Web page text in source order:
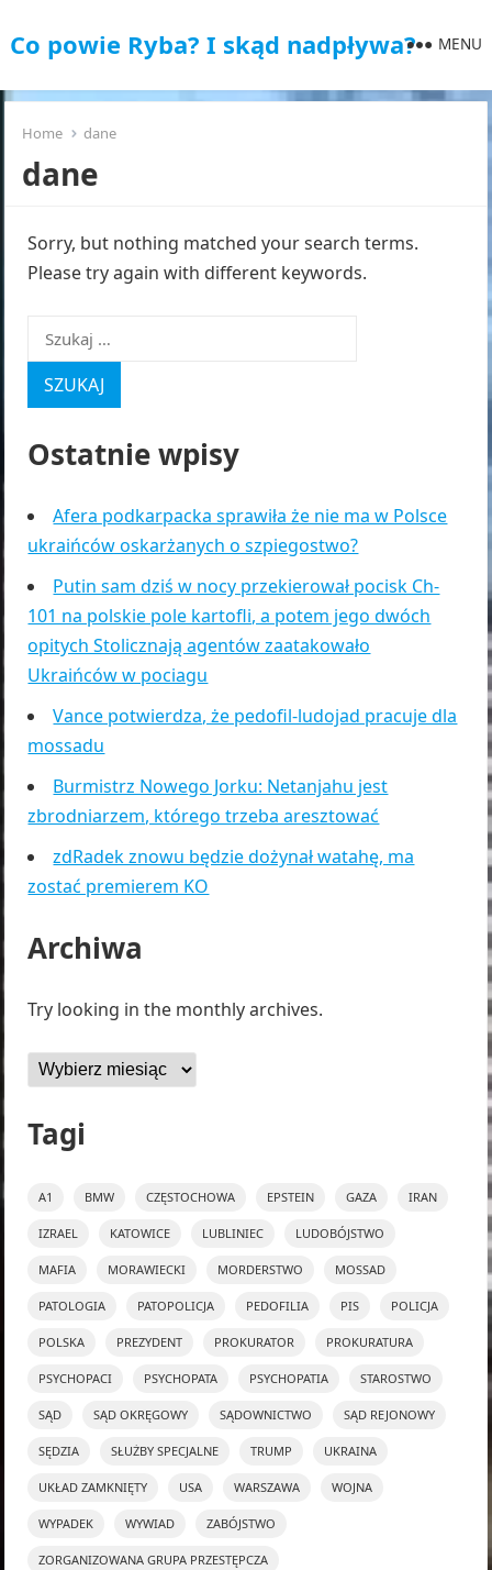
Co powie Ryba? I skąd nadpływa? MENU
Home dane
dane
Sorry, but nothing matched your search terms.
Please try again with different keywords.
Szukaj:
Ostatnie wpisy
Afera podkarpacka sprawiła że nie ma w Polsce
ukraińców oskarżanych o szpiegostwo?
Putin sam dziś w nocy przekierował pocisk Ch-
101 na polskie pole kartofli, a potem jego dwóch
opitych Stolicznają agentów zaatakowało
Ukraińców w pociagu
Vance potwierdza, że pedofil-ludojad pracuje dla
mossadu
Burmistrz Nowego Jorku: Netanjahu jest
zbrodniarzem, którego trzeba aresztować
zdRadek znowu będzie dożynał watahę, ma
zostać premierem KO
Archiwa
Try looking in the monthly archives.
Archiwa
Tagi
A1 BMW CZĘSTOCHOWA EPSTEIN GAZA IRAN
IZRAEL KATOWICE LUBLINIEC LUDOBÓJSTWO
MAFIA MORAWIECKI MORDERSTWO MOSSAD
PATOLOGIA PATOPOLICJA PEDOFILIA PIS POLICJA
POLSKA PREZYDENT PROKURATOR PROKURATURA
PSYCHOPACI PSYCHOPATA PSYCHOPATIA STAROSTWO
SĄD SĄD OKRĘGOWY SĄDOWNICTWO SĄD REJONOWY
SĘDZIA SŁUŻBY SPECJALNE TRUMP UKRAINA
UKŁAD ZAMKNIĘTY USA WARSZAWA WOJNA
WYPADEK WYWIAD ZABÓJSTWO
ZORGANIZOWANA GRUPA PRZESTĘPCZA